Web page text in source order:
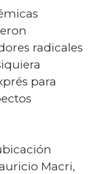
radicales
para
Macri,